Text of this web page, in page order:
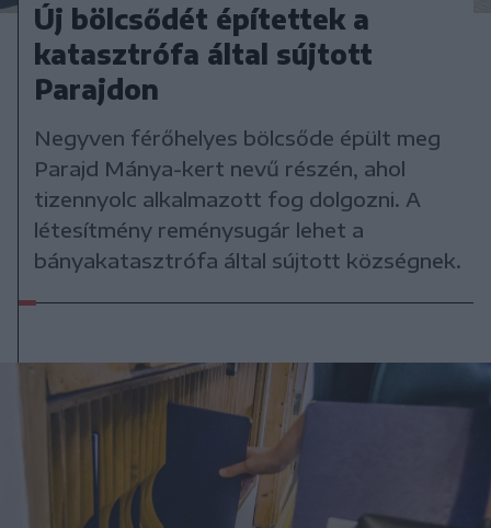
Új bölcsődét építettek a
katasztrófa által sújtott
Parajdon
Negyven férőhelyes bölcsőde épült meg
Parajd Mánya-kert nevű részén, ahol
tizennyolc alkalmazott fog dolgozni. A
létesítmény reménysugár lehet a
bányakatasztrófa által sújtott községnek.